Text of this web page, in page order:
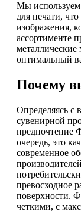
Мы используем
для печати,
изображения,
ассортименте
металлические
оптимальный
Почему
Определяясь с
сувенирной
предпочтение
очередь, это
современное
превосходное
поверхности.
четкими, с